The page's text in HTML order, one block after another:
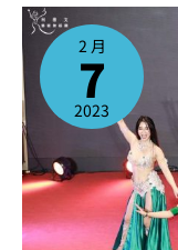
2 月
7
2023
2023
年
2
啦！
快
年
過
後，
是
該
跳
肚
皮
舞